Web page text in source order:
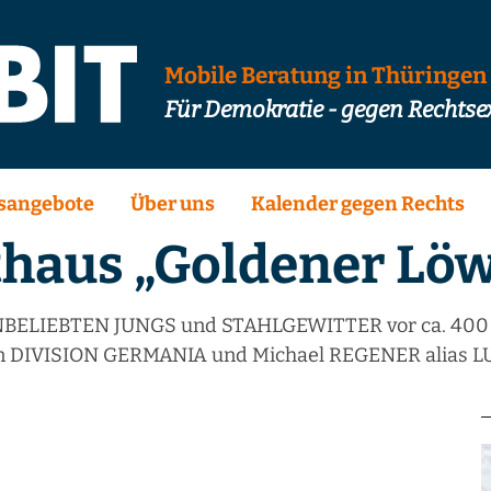
Mobile Beratung in Thüringen
Für Demokratie - gegen
Über uns Kalender gegen Rechts
„Goldener
JUNGS und STAHLGEWITTER vor ca.
GERMANIA und Michael REGENER alias